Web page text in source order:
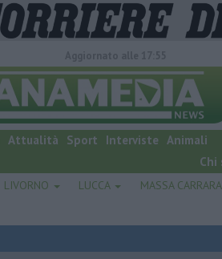
Attualità Sport Interviste Animali
Chi
LIVORNO LUCCA MASSA CARRARA